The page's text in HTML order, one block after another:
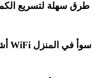
5 طرق سهلة لتسريع
4 أشياء تجعل إشارة WiFi أسوأ في المنزل